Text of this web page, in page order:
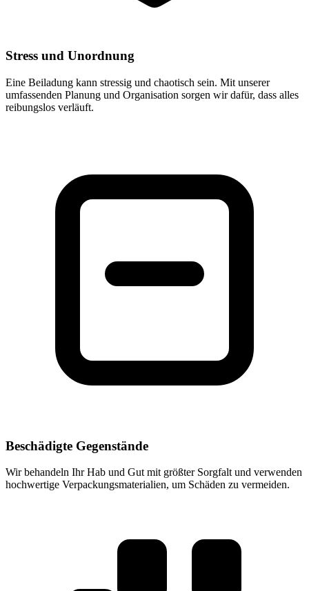
Stress und Unordnung
Eine Beiladung kann stressig und chaotisch sein. Mit unserer
umfassenden Planung und Organisation sorgen wir dafür, dass alles
reibungslos verläuft.
Beschädigte Gegenstände
Wir behandeln Ihr Hab und Gut mit größter Sorgfalt und verwenden
hochwertige Verpackungsmaterialien, um Schäden zu vermeiden.